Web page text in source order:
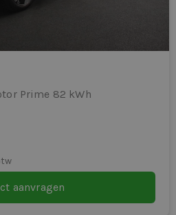
Prime 82 kWh
aanvragen